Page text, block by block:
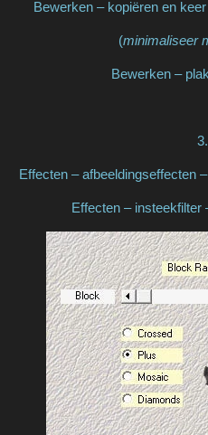
Bewerken – kopiëren en
(minimaliseer
Bewerken –
3.
Effecten – afbeeldingseffecten
Effecten – insteekfilter